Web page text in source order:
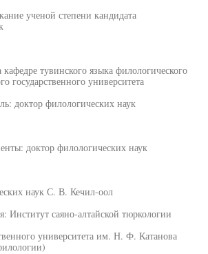
ученой степени кандидата
тувинского языка филологического
государственного университета
доктор филологических наук
доктор филологических наук
наук С. В. Кечил-оол
Институт саяно-алтайской тюркологии
университета им. Н. Ф. Катанова